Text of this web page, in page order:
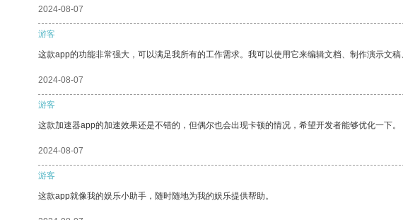
2024-08-07
游客
这款app的功能非常强大，可以满足我所有的工作需求。我可以使用它来编辑文档、制作演示文稿
2024-08-07
游客
这款加速器app的加速效果还是不错的，但偶尔也会出现卡顿的情况，希望开发者能够优化一下。
2024-08-07
游客
这款app就像我的娱乐小助手，随时随地为我的娱乐提供帮助。